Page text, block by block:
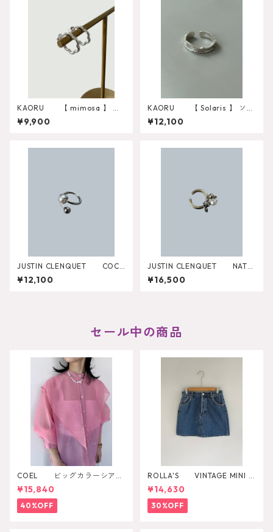
KAORU 【 mimosa 】 ピ
アスS PSV-704-S
¥9,900
KAORU 【 Solaris 】 ソラ
リス リングS RSV-826-S
¥12,100
JUSTIN CLENQUET COC
O RING 34JC01COCO
¥12,100
JUSTIN CLENQUET NATH
AN RING 34JC01NATHAN
2
¥16,500
セール中の商品
COEL ビッグカラーシアー
シャツ
¥15,840
40%OFF
ROLLA'S VINTAGE MINI D
AZZLER
¥14,630
30%OFF